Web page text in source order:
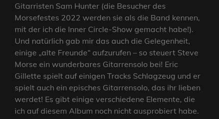
Gitarristen Sam Hunter (die Besucher des
Morsefestes 2022 werden sie als die Band kennen,
mit der ich die Inner Circle-Show gemacht habe!).
Und natürlich gab mir das auch die Gelegenheit,
einige „alte Freunde“ aufzurufen – so steuert Steve
Morse ein wunderbares Gitarrensolo bei! Eric
Gillette spielt auf einigen Tracks Schlagzeug und er
spielt auch ein episches Gitarrensolo, das ihr lieben
werdet! Es gibt einige verschiedene Elemente, die
ich auf diesem Album noch nicht ausprobiert habe.